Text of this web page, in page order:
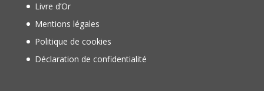
Livre d’Or
Mentions légales
Politique de cookies
Déclaration de confidentialité